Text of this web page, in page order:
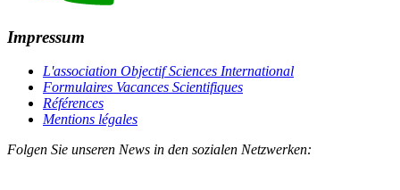
Impressum
L'association Objectif Sciences International
Formulaires Vacances Scientifiques
Références
Mentions légales
Folgen Sie unseren News in den sozialen Netzwerken: